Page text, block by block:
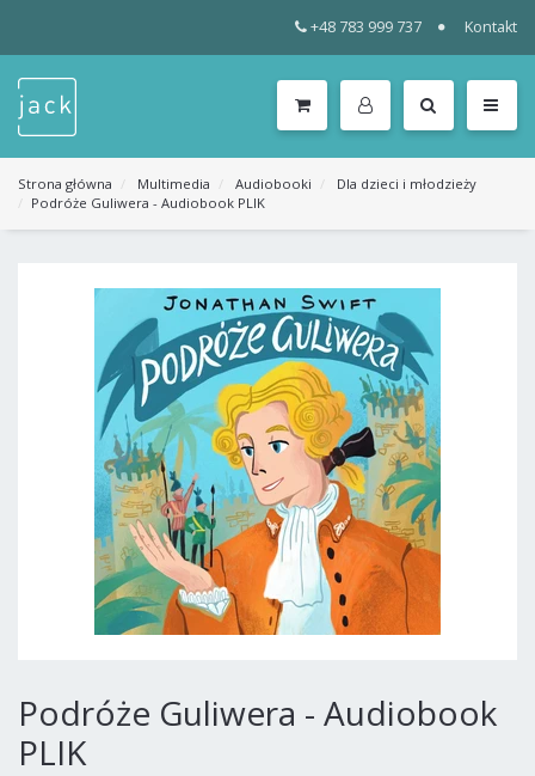
+48 783 999 737 Kontakt
KATEGORIE
MENU
Strona główna Multimedia Audiobooki
Dla dzieci i młodzieży
Podróże Guliwera - Audiobook PLIK
Podróże Guliwera - Audiobook
PLIK